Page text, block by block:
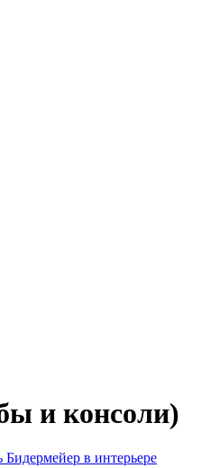
и консоли)
Бидермейер в интерьере